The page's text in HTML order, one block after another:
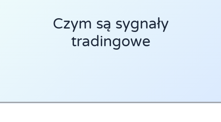
Czym są sygnały
tradingowe